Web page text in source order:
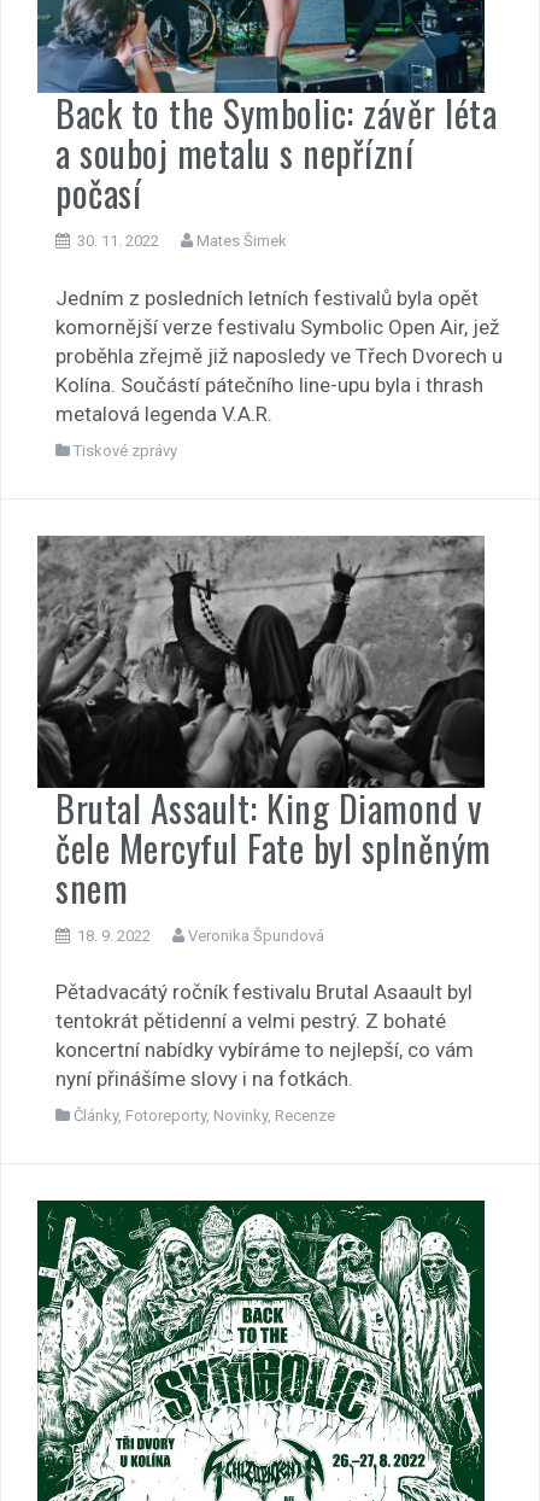
Back to the Symbolic: závěr léta
a souboj metalu s nepřízní
počasí
30. 11. 2022 Mates Šimek
Jedním z posledních letních festivalů byla opět
komornější verze festivalu Symbolic Open Air, jež
proběhla zřejmě již naposledy ve Třech Dvorech u
Kolína. Součástí pátečního line-upu byla i thrash
metalová legenda V.A.R.
Tiskové zprávy
Brutal Assault: King Diamond v
čele Mercyful Fate byl splněným
snem
18. 9. 2022 Veronika Špundová
Pětadvacátý ročník festivalu Brutal Asaault byl
tentokrát pětidenní a velmi pestrý. Z bohaté
koncertní nabídky vybíráme to nejlepší, co vám
nyní přinášíme slovy i na fotkách.
Články, Fotoreporty, Novinky, Recenze